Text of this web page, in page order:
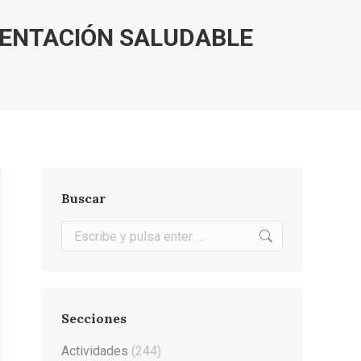
SALUDABLE
Buscar
Buscar:
Secciones
Actividades (244)